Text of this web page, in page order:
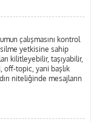
çalışmasını kontrol
silme yetkisine sahip
kilitleyebilir, taşıyabilir,
topic, yani başlık
niteliğinde mesajların